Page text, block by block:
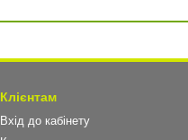
Клієнтам
Вхід до кабінету